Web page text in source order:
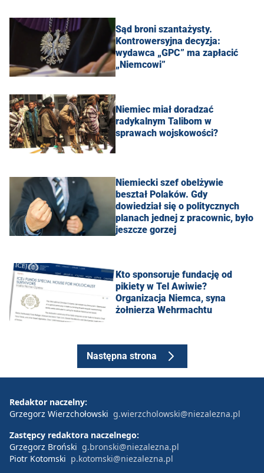
Sąd broni szantażysty.
Kontrowersyjna decyzja:
wydawca „GPC” ma zapłacić
„Niemcowi”
Niemiec miał doradzać
radykalnym Talibom w
sprawach wojskowości?
Niemiecki szef obelżywie
beształ Polaków. Gdy
dowiedział się o politycznych
planach jednej z pracownic, było
jeszcze gorzej
Kto sponsoruje fundację od
pikiety w Tel Awiwie?
Organizacja Niemca, syna
żołnierza Wehrmachtu
Następna strona
Redaktor naczelny:
Grzegorz Wierzchołowski g.wierzcholowski@niezalezna.pl
Zastępcy redaktora naczelnego:
Grzegorz Broński g.bronski@niezalezna.pl
Piotr Kotomski p.kotomski@niezalezna.pl